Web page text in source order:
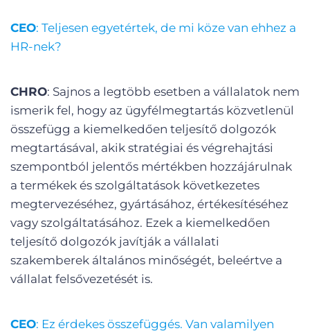
CEO: Teljesen egyetértek, de mi köze van ehhez a
HR-nek?
CHRO: Sajnos a legtöbb esetben a vállalatok nem
ismerik fel, hogy az ügyfélmegtartás közvetlenül
összefügg a kiemelkedően teljesítő dolgozók
megtartásával, akik stratégiai és végrehajtási
szempontból jelentős mértékben hozzájárulnak
a termékek és szolgáltatások következetes
megtervezéséhez, gyártásához, értékesítéséhez
vagy szolgáltatásához. Ezek a kiemelkedően
teljesítő dolgozók javítják a vállalati
szakemberek általános minőségét, beleértve a
vállalat felsővezetését is.
CEO: Ez érdekes összefüggés. Van valamilyen